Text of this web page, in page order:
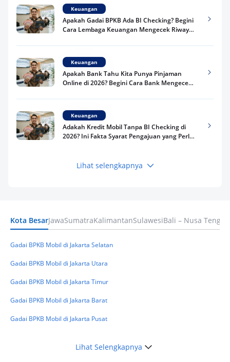
Keuangan
Apakah Gadai BPKB Ada BI Checking? Begini
Cara Lembaga Keuangan Mengecek Riwayat
Keuangan
Apakah Bank Tahu Kita Punya Pinjaman
Online di 2026? Begini Cara Bank Mengecek
Keuangan
Adakah Kredit Mobil Tanpa BI Checking di
2026? Ini Fakta Syarat Pengajuan yang Perlu
Keuangan
Keuangan
Masuk BI Checking? Simak Peraturan
Lihat selengkapnya
Kota BesarJawaSumatraKalimantanSulawesiBali – Nusa
Gadai BPKB Mobil di Jakarta Selatan
Gadai BPKB Mobil di Jakarta Utara
Gadai BPKB Mobil di Jakarta Timur
Gadai BPKB Mobil di Jakarta Barat
Gadai BPKB Mobil di Jakarta Pusat
Lihat Selengkapnya